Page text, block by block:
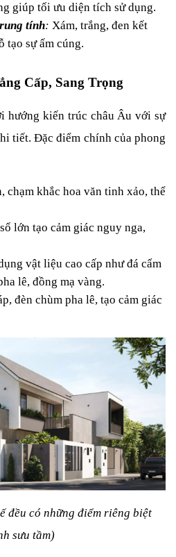
giúp tối ưu diện tích sử dụng.
tính: Xám, trắng, đen kết
tạo sự ấm cúng.
Cấp, Sang Trọng
hướng kiến trúc châu Âu với sự
tiết. Đặc điểm chính của phong
chạm khắc hoa văn tinh xảo, thể
lớn tạo cảm giác nguy nga,
vật liệu cao cấp như đá cẩm
lê, đồng mạ vàng.
đèn chùm pha lê, tạo cảm giác
đều có những điểm riêng biệt
sưu tầm)